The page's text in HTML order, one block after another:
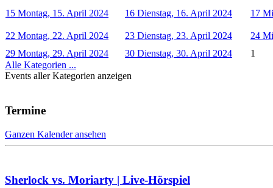
15 Montag, 15. April 2024 16 Dienstag, 16. April 2024 17
22 Montag, 22. April 2024 23 Dienstag, 23. April 2024 24
29 Montag, 29. April 2024 30 Dienstag, 30. April 2024 1
Alle Kategorien ...
Events aller Kategorien anzeigen
Termine
Ganzen Kalender ansehen
Sherlock vs. Moriarty | Live-Hörspiel